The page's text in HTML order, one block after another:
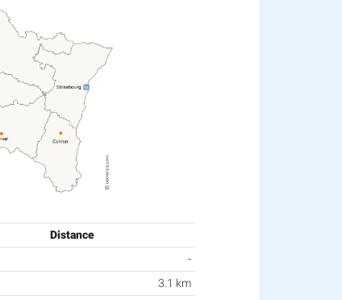
Distance
-
3.1 km